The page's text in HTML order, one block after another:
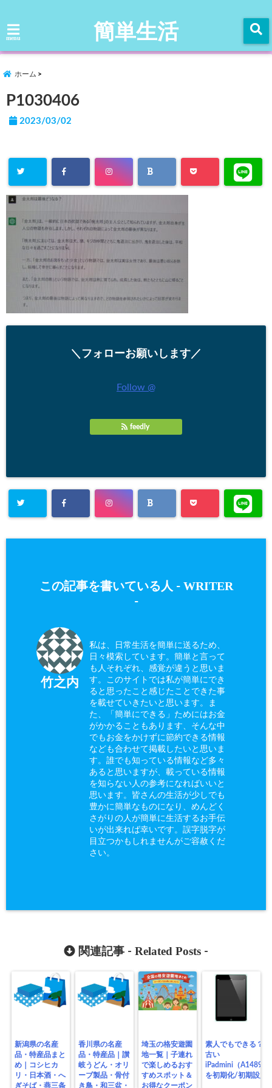
menu 簡単生活
ホーム
P1030406
2023/03/02
＼フォローお願いします／
Follow @
feedly
この記事を書いている人 - WRITER
-
竹之内
私は、日常生活を簡単に送るため、
日々模索しています。簡単と言って
も人それぞれ、感覚が違うと思いま
す。このサイトでは私が簡単にでき
ると思ったこと感じたことできた事
を載せていきたいと思います。ま
た、「簡単にできる」ためにはお金
がかかることもあります、そんな中
でもお金をかけずに節約できる情報
なども合わせて掲載したいと思いま
す。誰でも知っている情報など多々
あると思いますが、載っている情報
を知らない人の参考になればいいと
思います。皆さんの生活が少しでも
豊かに簡単なものになり、めんどく
さがりの人が簡単に生活するお手伝
いが出来れば幸いです。誤字脱字が
目立つかもしれませんがご容赦くだ
さい。
関連記事 - Related Posts -
新潟県の名産
品・特産品まと
め｜コシヒカ
リ・日本酒・へ
ぎそば・燕三条
香川県の名産
品・特産品｜讃
岐うどん・オリ
ーブ製品・骨付
き鳥・和三盆・
埼玉の格安遊園
地一覧｜子連れ
で楽しめるおす
すめスポット＆
お得なクーポン
素人でもできる？
古い
iPadmini（A1489）
を初期化/初期設定